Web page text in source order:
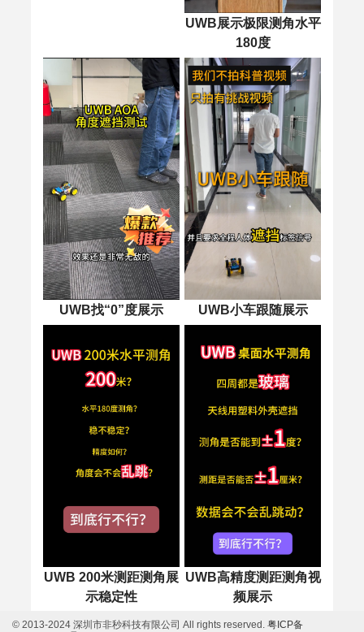
UWB展示极限测角水平
180度
UWB找“0”度展示 UWB小车跟随展示
UWB 200米测距测角展
示稳定性
UWB高精度测距测角视
频展示
© 2013-2024 深圳市非秒科技有限公司 All rights reserved. 粤ICP备